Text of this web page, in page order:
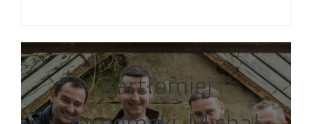
Bartłomiej